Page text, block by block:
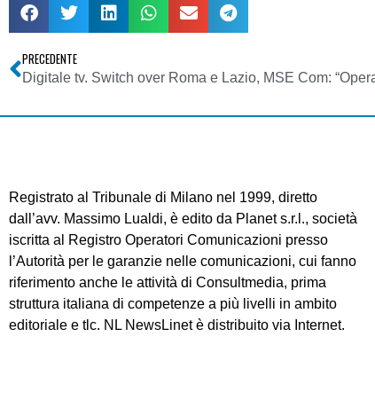
PRECEDENTE
Registrato al Tribunale di Milano nel 1999, diretto
dall’avv. Massimo Lualdi, è edito da Planet s.r.l., società
iscritta al Registro Operatori Comunicazioni presso
l’Autorità per le garanzie nelle comunicazioni, cui fanno
riferimento anche le attività di Consultmedia, prima
struttura italiana di competenze a più livelli in ambito
editoriale e tlc. NL NewsLinet è distribuito via Internet.